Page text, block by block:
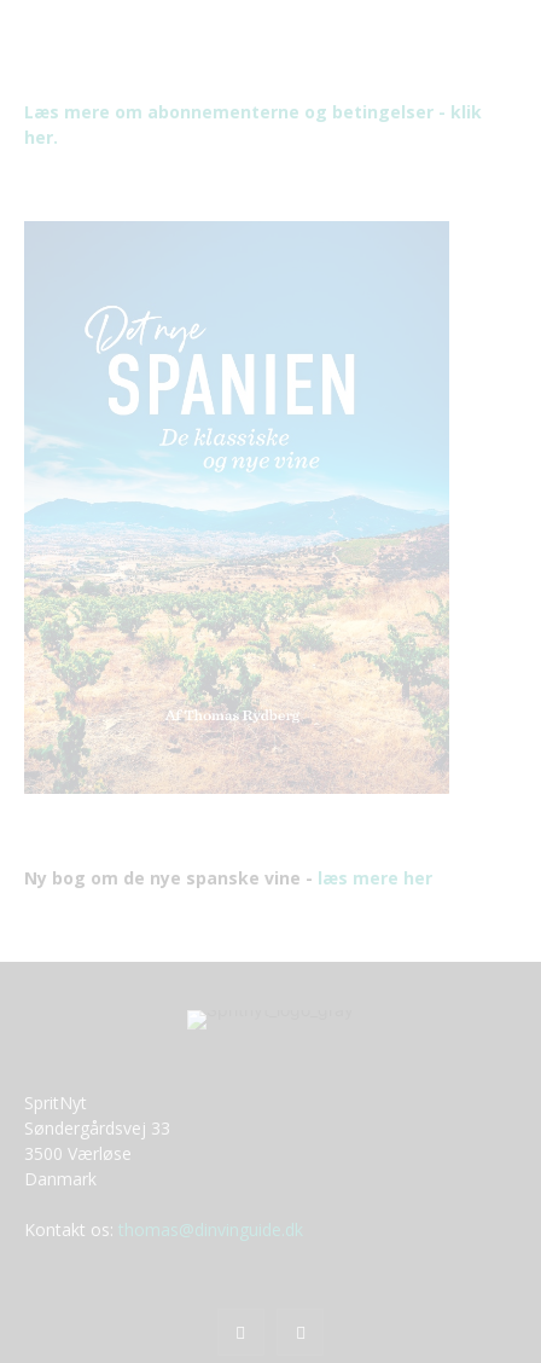
Læs mere om abonnementerne og betingelser - klik
her.
Ny bog om de nye spanske vine - læs mere her
SpritNyt
Søndergårdsvej 33
3500 Værløse
Danmark
Kontakt os: